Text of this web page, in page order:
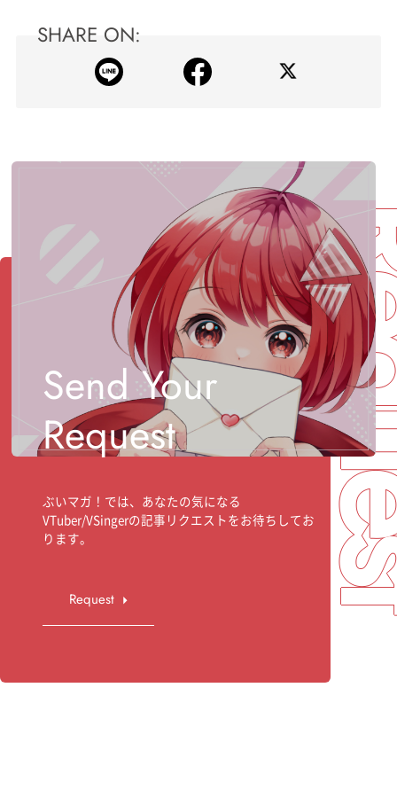
SHARE ON:
Send Your
Request
ぶいマガ！では、あなたの気になる
VTuber/VSingerの記事リクエストをお待ちしてお
ります。
Request